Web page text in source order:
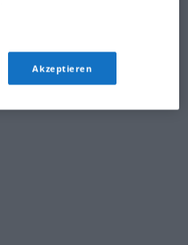
Akzeptieren